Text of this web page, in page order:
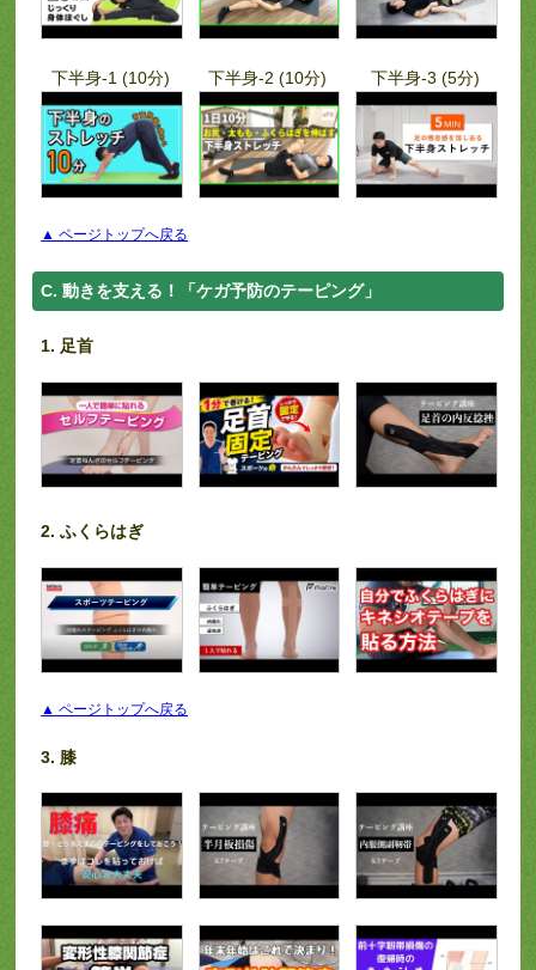
下半身-1 (10分) 下半身-2 (10分) 下半身-3 (5分)
▲ ページトップへ戻る
C. 動きを支える！「ケガ予防のテーピング」
1. 足首
2. ふくらはぎ
▲ ページトップへ戻る
3. 膝